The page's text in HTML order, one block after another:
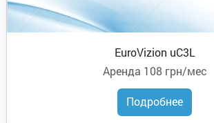
EuroVizion uC3L
Аренда 108 грн/мес
Подробнее